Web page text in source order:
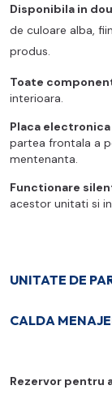
Disponibila in
de culoare alba,
produs.
Toate
interioara.
Placa
partea frontala a
mentenanta.
Functionare
acestor unitati si
UNITATE DE
CALDA
Rezervor pentru